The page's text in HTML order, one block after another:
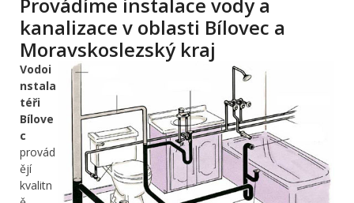
Provádíme instalace vody a
kanalizace v oblasti Bílovec a
Moravskoslezský kraj
Vodoi
nstala
téři
Bílove
c
provád
ějí
kvalitn